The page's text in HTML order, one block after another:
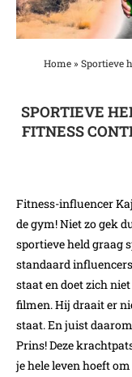
Home» Sportieve
SPORTIEVE
FITNESS
Fitness-influencer
de gym! Niet zo gek
sportieve held graag
standaard
staat en doet zich
filmen. Hij draait er
staat. En juist
Prins! Deze
je hele leven hoeft